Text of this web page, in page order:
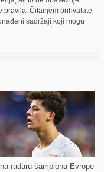
pravila. Čitanjem prihvatate
sadržaji koji mogu
radaru šampiona Evrope